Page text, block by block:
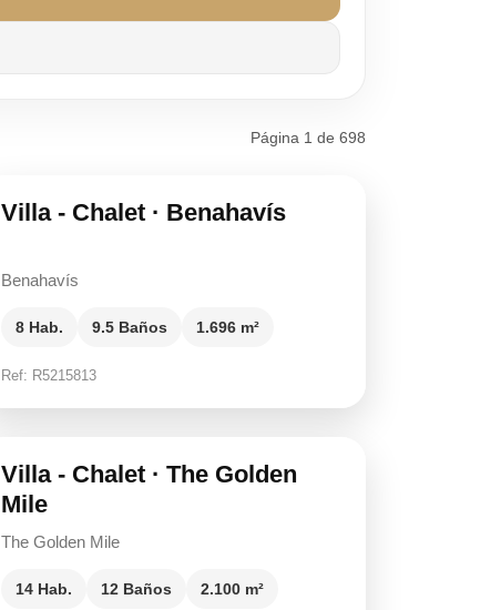
Página 1 de 698
Villa - Chalet · Benahavís
Benahavís
8 Hab. 9.5 Baños 1.696 m²
Ref: R5215813
Villa - Chalet · The Golden
Mile
The Golden Mile
14 Hab. 12 Baños 2.100 m²